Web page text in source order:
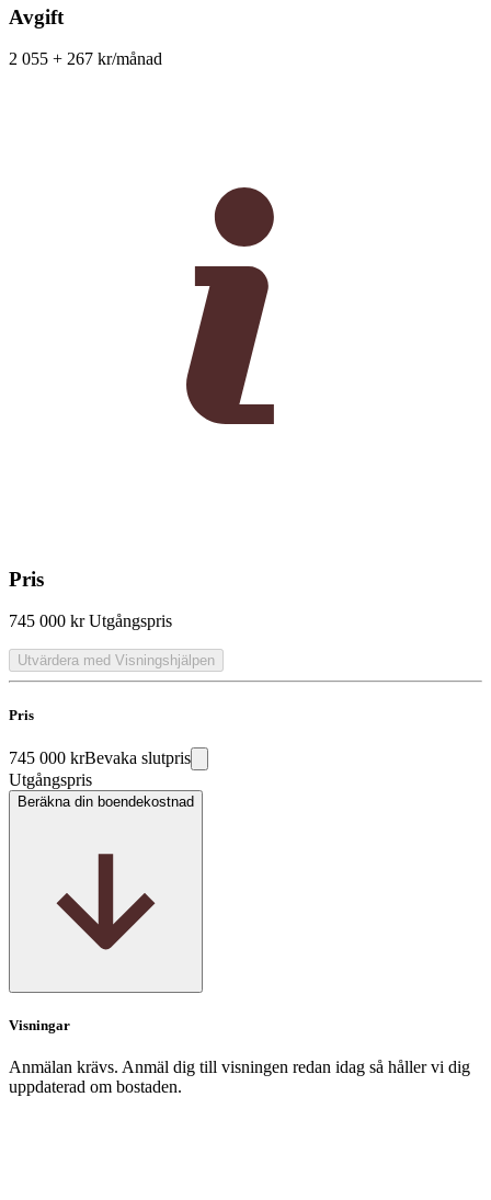
Avgift
2 055 + 267 kr/månad
Pris
745 000 kr Utgångspris
Utvärdera med Visningshjälpen
Pris
745 000 krBevaka slutpris
Utgångspris
Beräkna din boendekostnad
Visningar
Anmälan krävs. Anmäl dig till visningen redan idag så håller vi dig
uppdaterad om bostaden.